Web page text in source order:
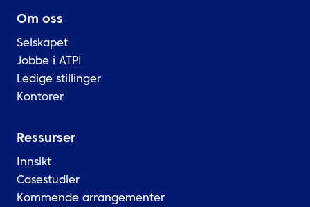
Om oss
Selskapet
Jobbe i ATPI
Ledige stillinger
Kontorer
Ressurser
Innsikt
Casestudier
Kommende arrangementer